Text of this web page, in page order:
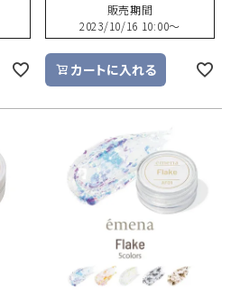
販売期間
2023/10/16 10:00〜
カートに入れる